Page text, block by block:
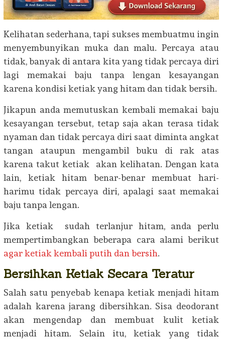
Kelihatan sederhana, tapi sukses membuatmu ingin
menyembunyikan muka dan malu. Percaya atau
tidak, banyak di antara kita yang tidak percaya diri
lagi memakai baju tanpa lengan kesayangan
karena kondisi ketiak yang hitam dan tidak bersih.
Jikapun anda memutuskan kembali memakai baju
kesayangan tersebut, tetap saja akan terasa tidak
nyaman dan tidak percaya diri saat diminta angkat
tangan ataupun mengambil buku di rak atas
karena takut ketiak akan kelihatan. Dengan kata
lain, ketiak hitam benar-benar membuat hari-
harimu tidak percaya diri, apalagi saat memakai
baju tanpa lengan.
Jika ketiak sudah terlanjur hitam, anda perlu
mempertimbangkan beberapa cara alami berikut
agar ketiak kembali putih dan bersih.
Bersihkan Ketiak Secara Teratur
Salah satu penyebab kenapa ketiak menjadi hitam
adalah karena jarang dibersihkan. Sisa deodorant
akan mengendap dan membuat kulit ketiak
menjadi hitam. Selain itu, ketiak yang tidak